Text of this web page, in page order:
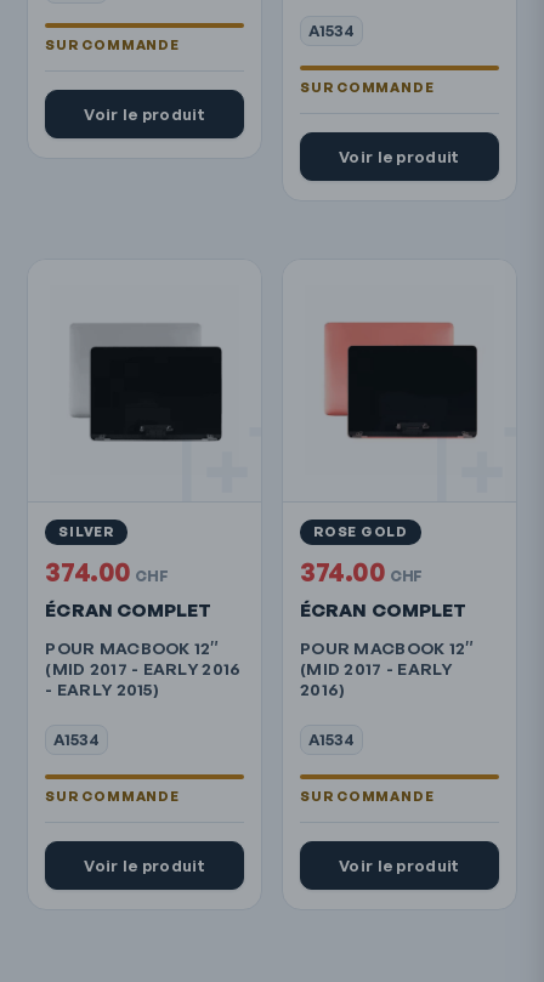
Voir le produit
A1534
Voir le produit
ÉCRAN COMPLET
POUR MACBOOK 12″
(MID 2017 - EARLY 2016
- EARLY 2015)
A1534
SILVER
374.00 CHF
Voir le produit
ÉCRAN COMPLET
POUR MACBOOK 12″
(MID 2017 - EARLY
2016)
A1534
ROSE GOLD
374.00 CHF
Voir le produit